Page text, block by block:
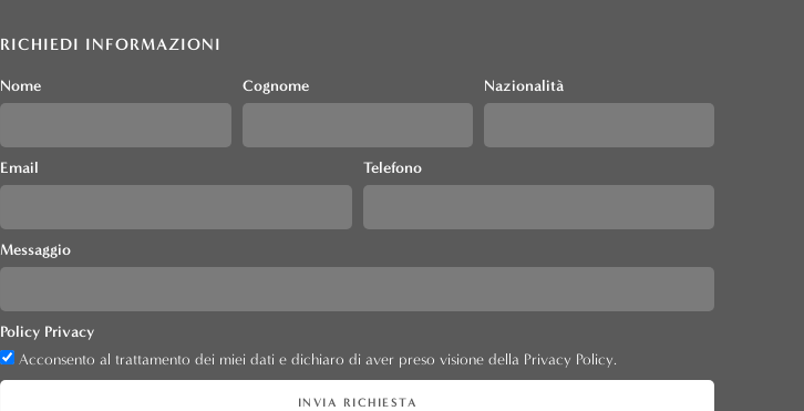
RICHIEDI INFORMAZIONI
Nome Cognome Nazionalità
Email Telefono
Messaggio
Policy Privacy
Acconsento al trattamento dei miei dati e dichiaro di aver preso visione della Privacy Policy.
INVIA RICHIESTA